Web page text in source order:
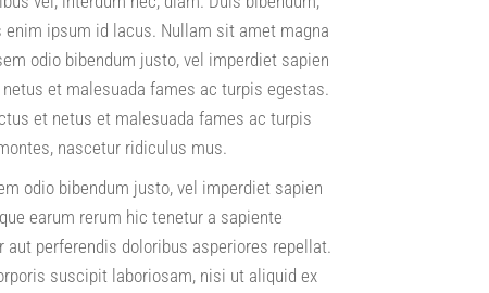
ipsum id lacus. Nullam sit amet magna
odio bibendum justo, vel imperdiet sapien
et malesuada fames ac turpis egestas.
et netus et malesuada fames ac turpis
nascetur ridiculus mus.
odio bibendum justo, vel imperdiet sapien
earum rerum hic tenetur a sapiente
perferendis doloribus asperiores repellat.
suscipit laboriosam, nisi ut aliquid ex